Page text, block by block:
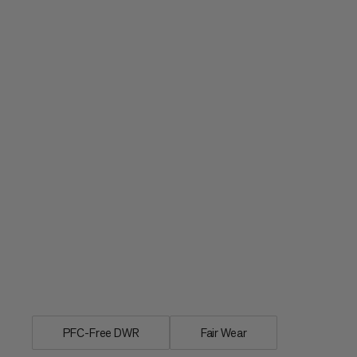
PFC-Free DWR Fair Wear